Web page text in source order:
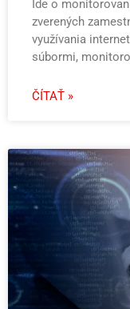
Ide o
zverených
využívania
súbormi,
ČÍTAŤ »